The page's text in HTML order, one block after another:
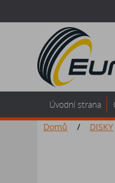
Úvodní strana
Domů
/ DISKY